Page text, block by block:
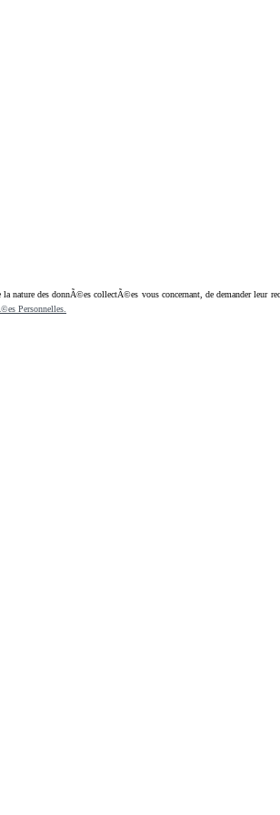
des donnÃ©es collectÃ©es vous concernant, de demander leur
Personnelles.